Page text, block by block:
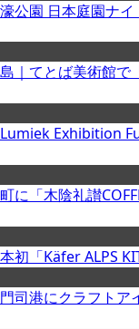
公園 日本庭園ナ
｜てとば美術館で
Exhibition
に「木陰礼讃
初「Käfer ALPS
司港にクラフトア